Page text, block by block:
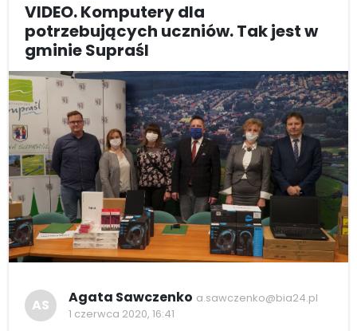
VIDEO. Komputery dla
potrzebujących uczniów. Tak jest w
gminie Supraśl
AS Agata Sawczenko a.sawczenko@bia24.pl
1 czerwca 2020, 16:41